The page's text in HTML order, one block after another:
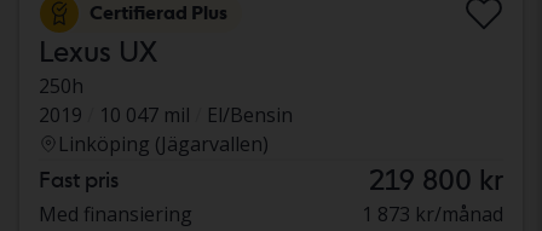
Certifierad Plus
Lexus UX
250h
2019
10 047 mil
El/Bensin
Linköping (Jägarvallen)
Fast pris 219 800 kr
Med finansiering 1 873 kr/månad